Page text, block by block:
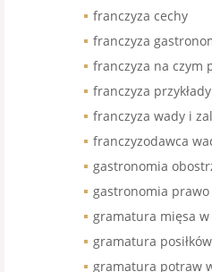
franczyza cechy
franczyza
franczyza na czym
franczyza przykłady
franczyza wady i
franczyzodawca
gastronomia
gastronomia prawo
gramatura mięsa
gramatura
gramatura potraw